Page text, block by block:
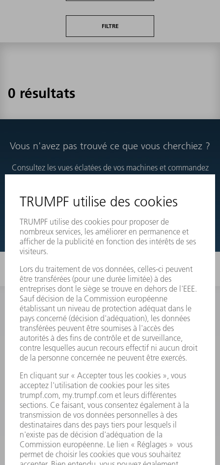
FILTRE
0 résultats
Vous n'avez pas trouvé ce que vous cherchiez ?
Consultez les vues éclatées de vos machines et commandez
VUES ÉCLATÉES
INFORMATION
Foire aux questions
Termes et conditions
CONTACT
01 48 17 37 73
Lun - Jeu 08:00h - 16:30h
Ven 08:00h - 12:30h
outillages@fr.TRUMPF.com
CONTACT
Pièces Détachées
01 48 17 37 57
Lun – Ven 8:30h - 17:30h
pieces.detachees@trumpf.com